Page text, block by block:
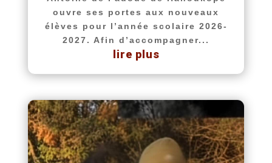
ouvre ses portes aux nouveaux
élèves pour l’année scolaire 2026-
2027. Afin d’accompagner...
lire plus